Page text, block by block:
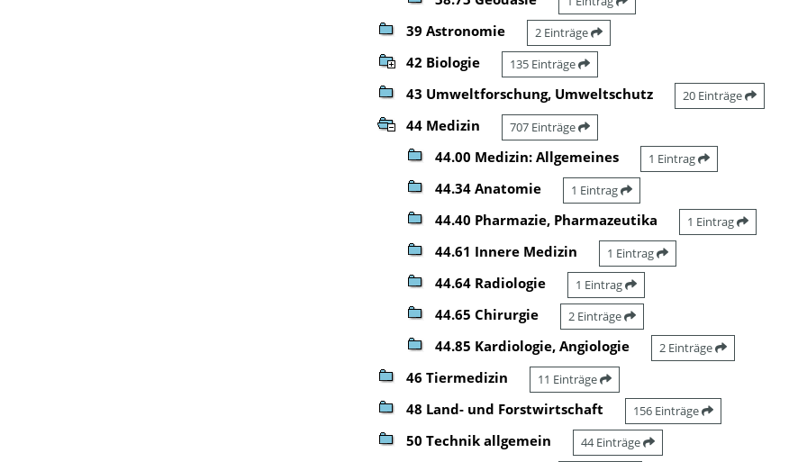
39 Astronomie 2 Einträge
42 Biologie 135 Einträge
43 Umweltforschung, Umweltschutz 20 Einträge
44 Medizin 707 Einträge
44.00 Medizin: Allgemeines 1 Eintrag
44.34 Anatomie 1 Eintrag
44.40 Pharmazie, Pharmazeutika 1 Eintrag
44.61 Innere Medizin 1 Eintrag
44.64 Radiologie 1 Eintrag
44.65 Chirurgie 2 Einträge
44.85 Kardiologie, Angiologie 2 Einträge
46 Tiermedizin 11 Einträge
48 Land- und Forstwirtschaft 156 Einträge
50 Technik allgemein 44 Einträge